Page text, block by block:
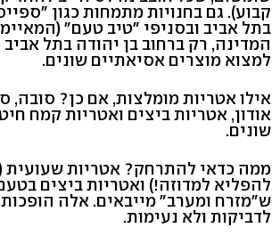
קבוע). גם בחנויות מתמחות כגון
בתל אביב ובסניפי "טיב טעם"
המדינה, רק ברחוב בן יהודה בתל אביב
למצוא מוצרים אסיאתיים שונים.
אילו אטריות מומלצות, אם כן? סובה,
אודון, אטריות ביצים ואטריות קמח
שונים.
ממה כדאי להתרחק? אטריות שעועית
להפליא למדוזה!) ואטריות ביצים
ש"מזרח ומערב" מייבאים. אלה הופכות
לדביקות ולא נעימות.